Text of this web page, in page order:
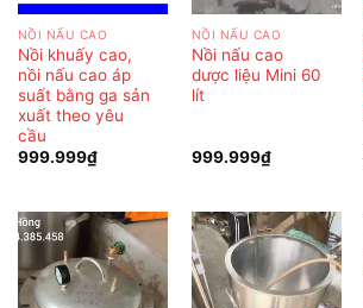
NỒI NẤU CAO
Nồi khuấy cao,
nồi nấu cao áp
suất bằng ga sản
xuất theo yêu
cầu
999.999₫
NỒI NẤU CAO
Nồi nấu cao
dược liệu Mini 60
lít
999.999₫